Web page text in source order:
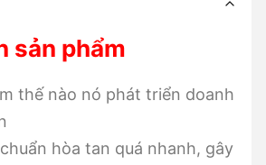
sản phẩm
thế nào nó phát triển doanh
hòa tan quá nhanh, gây